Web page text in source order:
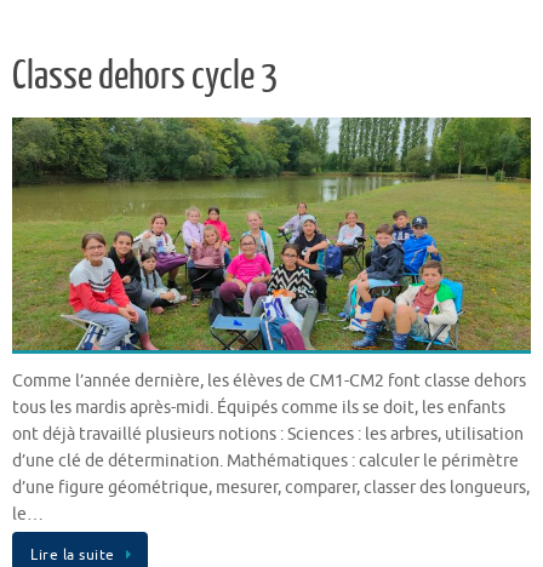
Classe dehors cycle 3
Comme l’année dernière, les élèves de CM1-CM2 font classe dehors
tous les mardis après-midi. Équipés comme ils se doit, les enfants
ont déjà travaillé plusieurs notions : Sciences : les arbres, utilisation
d’une clé de détermination. Mathématiques : calculer le périmètre
d’une figure géométrique, mesurer, comparer, classer des longueurs,
le…
Lire la suite